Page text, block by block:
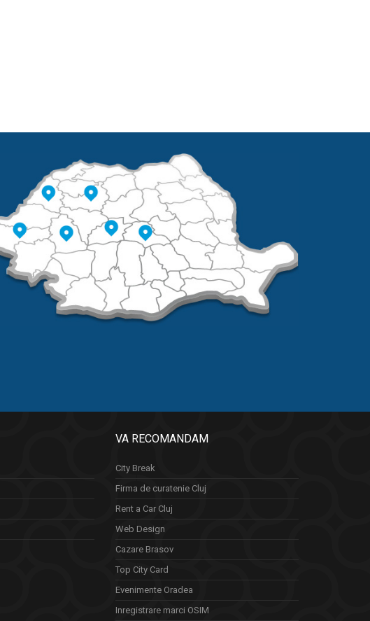
VA RECOMANDAM
City Break
Firma de curatenie Cluj
Rent a Car Cluj
Web Design
Cazare Brasov
Top City Card
Evenimente Oradea
Inregistrare marci OSIM